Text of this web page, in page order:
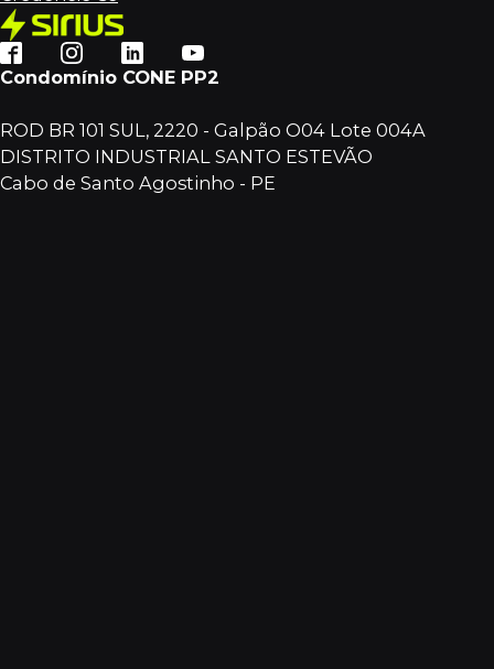
Condomínio CONE PP2
ROD BR 101 SUL, 2220 - Galpão O04 Lote 004A
DISTRITO INDUSTRIAL SANTO ESTEVÃO
Cabo de Santo Agostinho - PE